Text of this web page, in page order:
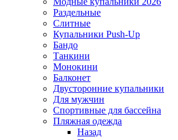
Раздельные
Слитные
Купальники Push-Up
Бандо
Танкини
Монокини
Балконет
Двусторонние купальники
Для мужчин
Спортивные для бассейна
Пляжная одежда
Назад